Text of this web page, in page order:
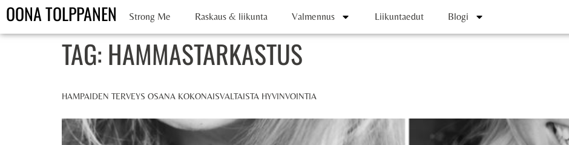
OONA TOLPPANEN Strong Me Raskaus & liikunta Valmennus Liikuntaedut Blogi
TAG: HAMMASTARKASTUS
HAMPAIDEN TERVEYS OSANA KOKONAISVALTAISTA HYVINVOINTIA